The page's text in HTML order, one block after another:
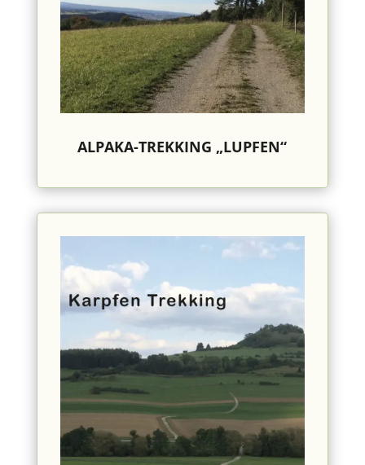
ALPAKA-TREKKING „LUPFEN“